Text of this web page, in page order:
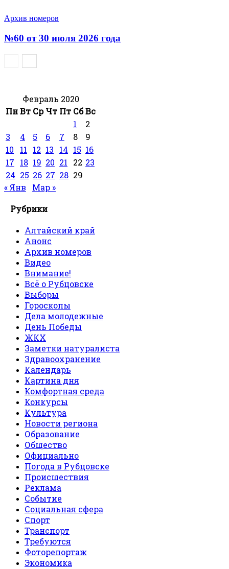
Архив номеров
№60 от 30 июля 2026 года
Февраль 2020
ПнВт Ср Чт Пт СбВс
1
2
3
4 5 6 7 8
9
10
11 12 13 14 15 16
17
18 19 20 21 22 23
24 25 26 27 28 29
« Янв
Мар »
Рубрики
Алтайский край
Анонс
Архив номеров
Видео
Внимание!
Всё о Рубцовске
Выборы
Гороскопы
Дела молодежные
День Победы
ЖКХ
Заметки натуралиста
Здравоохранение
Календарь
Картина дня
Комфортная среда
Конкурсы
Культура
Новости региона
Образование
Общество
Официально
Погода в Рубцовске
Происшествия
Реклама
Событие
Социальная сфера
Спорт
Транспорт
Требуются
Фоторепортаж
Экономика